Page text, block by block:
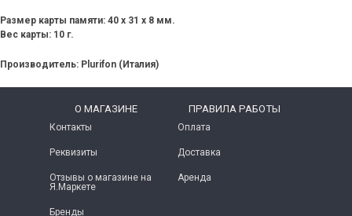
Размер карты памяти: 40 х 31 x 8 мм.
Вес карты: 10 г.
Производитель: Plurifon (Италия)
O МАГАЗИНЕ
Контакты
Реквизиты
Отзывы о магазине на
Я.Маркете
Бренды
ПРАВИЛА РАБОТЫ
Оплата
Доставка
Аренда